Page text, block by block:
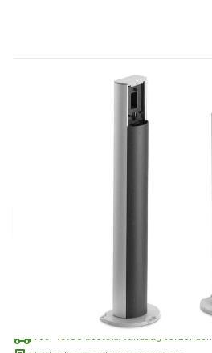
9230002
Voor 15:00 besteld, vandaag verzonden